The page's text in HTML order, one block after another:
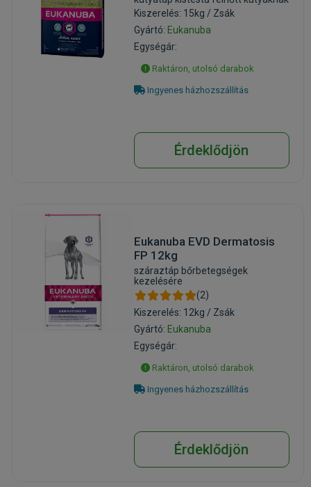
Kiszerelés: 15kg / Zsák
Gyártó: Eukanuba
Egységár:
Raktáron, utolsó darabok
Ingyenes házhozszállítás
Érdeklődjön
Eukanuba EVD Dermatosis
FP 12kg
száraztáp bőrbetegségek
kezelésére
(2)
Kiszerelés: 12kg / Zsák
Gyártó: Eukanuba
Egységár:
Raktáron, utolsó darabok
Ingyenes házhozszállítás
Érdeklődjön